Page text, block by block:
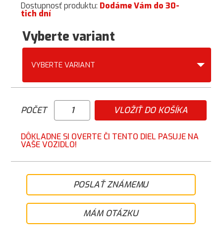
Dostupnosť produktu: Dodáme Vám do 30-
tich dní
Vyberte variant
VYBERTE VARIANT
POČET VLOŽIŤ DO KOŠÍKA
DÔKLADNE SI OVERTE ČI TENTO DIEL PASUJE NA
VAŠE VOZIDLO!
POSLAŤ ZNÁMEMU
MÁM OTÁZKU